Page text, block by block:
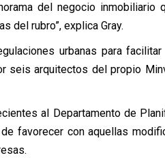
del negocio
del rubro”, explica Gray.
urbanas para
seis arquitectos del propio
al Departamento de
favorecer con aquellas